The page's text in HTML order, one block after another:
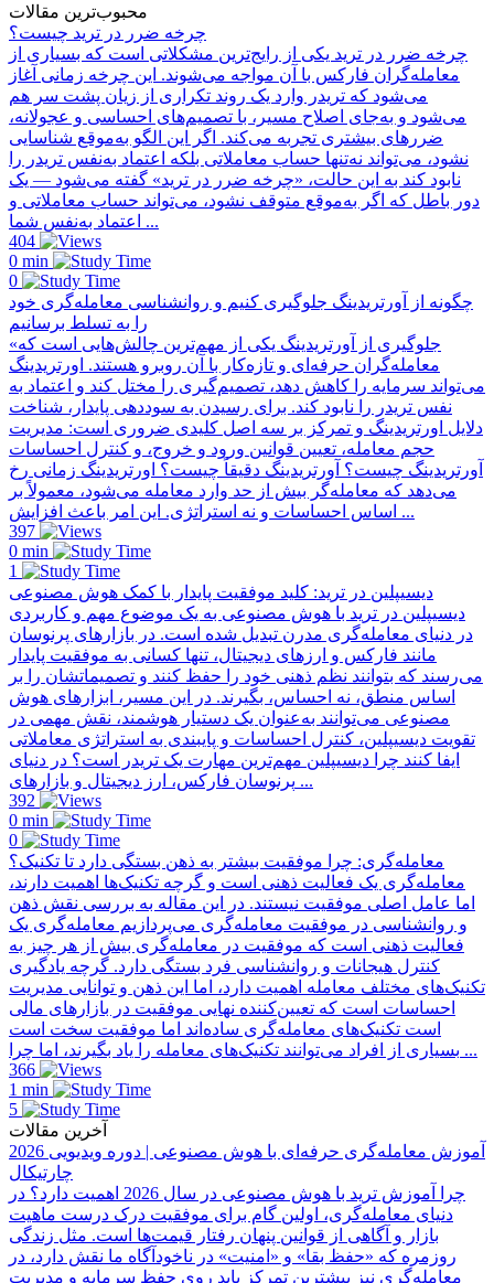
محبوب‌ترین مقالات
چرخه ضرر در ترید چیست؟
چرخه ضرر در ترید یکی از رایج‌ترین مشکلاتی است که بسیاری از
معامله‌گران فارکس با آن مواجه می‌شوند. این چرخه زمانی آغاز
می‌شود که تریدر وارد یک روند تکراری از زیان پشت سر هم
می‌شود و به‌جای اصلاح مسیر، با تصمیم‌های احساسی و عجولانه،
ضررهای بیشتری تجربه می‌کند. اگر این الگو به‌موقع شناسایی
نشود، می‌تواند نه‌تنها حساب معاملاتی بلکه اعتماد به‌نفس تریدر را
نابود کند به این حالت، «چرخه ضرر در ترید» گفته می‌شود — یک
دور باطل که اگر به‌موقع متوقف نشود، می‌تواند حساب معاملاتی و
اعتماد به‌نفس شما ...
404
0 min
0
چگونه از آورتریدینگ جلوگیری کنیم و روانشناسی معامله‌گری خود
را به تسلط برسانیم
«جلوگیری از آورتریدینگ یکی از مهم‌ترین چالش‌هایی است که
معامله‌گران حرفه‌ای و تازه‌کار با آن روبرو هستند. اورتریدینگ
می‌تواند سرمایه را کاهش دهد، تصمیم‌گیری را مختل کند و اعتماد به
نفس تریدر را نابود کند. برای رسیدن به سوددهی پایدار، شناخت
دلایل اورتریدینگ و تمرکز بر سه اصل کلیدی ضروری است: مدیریت
حجم معامله، تعیین قوانین ورود و خروج، و کنترل احساسات
آورتریدینگ چیست؟ آورتریدینگ دقیقاً چیست؟ اورتریدینگ زمانی رخ
می‌دهد که معامله‌گر بیش از حد وارد معامله می‌شود، معمولاً بر
اساس احساسات و نه استراتژی. این امر باعث افزایش ...
397
0 min
1
دیسیپلین در ترید: کلید موفقیت پایدار با کمک هوش مصنوعی
دیسیپلین در ترید با هوش مصنوعی به یک موضوع مهم و کاربردی
در دنیای معامله‌گری مدرن تبدیل شده است. در بازارهای پرنوسان
مانند فارکس و ارزهای دیجیتال، تنها کسانی به موفقیت پایدار
می‌رسند که بتوانند نظم ذهنی خود را حفظ کنند و تصمیماتشان را بر
اساس منطق، نه احساس، بگیرند. در این مسیر، ابزارهای هوش
مصنوعی می‌توانند به‌عنوان یک دستیار هوشمند، نقش مهمی در
تقویت دیسیپلین، کنترل احساسات و پایبندی به استراتژی معاملاتی
ایفا کنند چرا دیسیپلین مهم‌ترین مهارت یک تریدر است؟ در دنیای
پرنوسان فارکس، ارز دیجیتال و بازارهای ...
392
0 min
0
معامله‌گری: چرا موفقیت بیشتر به ذهن بستگی دارد تا تکنیک؟
معامله‌گری یک فعالیت ذهنی است و گرچه تکنیک‌ها اهمیت دارند،
اما عامل اصلی موفقیت نیستند. در این مقاله به بررسی نقش ذهن
و روانشناسی در موفقیت معامله‌گری می‌پردازیم معامله‌گری یک
فعالیت ذهنی است که موفقیت در معامله‌گری بیش از هر چیز به
کنترل هیجانات و روانشناسی فرد بستگی دارد. گرچه یادگیری
تکنیک‌های مختلف معامله اهمیت دارد، اما این ذهن و توانایی مدیریت
احساسات است که تعیین‌کننده نهایی موفقیت در بازارهای مالی
است تکنیک‌های معامله‌گری ساده‌اند اما موفقیت سخت است
بسیاری از افراد می‌توانند تکنیک‌های معامله را یاد بگیرند، اما چرا ...
366
1 min
5
آخرین مقالات
آموزش معامله‌گری حرفه‌ای با هوش مصنوعی | دوره ویدیویی 2026
چارتیکال
چرا آموزش ترید با هوش مصنوعی در سال 2026 اهمیت دارد؟ در
دنیای معامله‌گری، اولین گام برای موفقیت درک درست ماهیت
بازار و آگاهی از قوانین پنهان رفتار قیمت‌ها است. مثل زندگی
روزمره که «حفظ بقا» و «امنیت» در ناخودآگاه ما نقش دارد، در
معامله‌گری نیز بیشترین تمرکز باید روی حفظ سرمایه و مدیریت